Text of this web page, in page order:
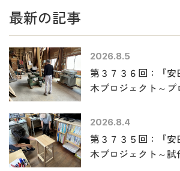
最新の記事
2026.8.5
第３７３６回：『
木プロジェクト～プ
2026.8.4
第３７３５回：『
木プロジェクト～試